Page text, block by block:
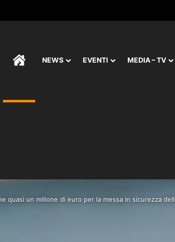
HOMENEWS EVENTI MEDIA – TV
quasi un milione di euro per la messa in sicurezza